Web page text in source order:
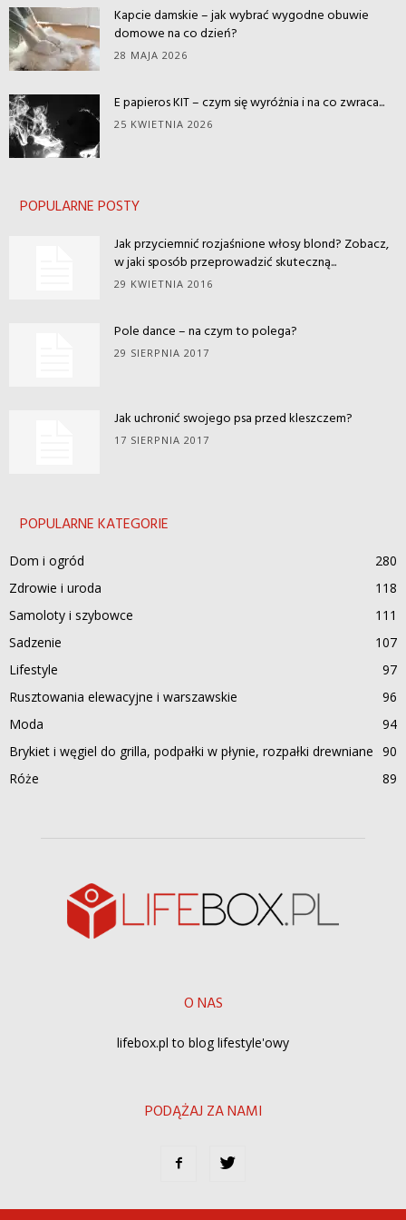
Kapcie damskie – jak wybrać wygodne obuwie
domowe na co dzień?
28 MAJA 2026
E papieros KIT – czym się wyróżnia i na co zwraca...
25 KWIETNIA 2026
POPULARNE POSTY
Jak przyciemnić rozjaśnione włosy blond? Zobacz,
w jaki sposób przeprowadzić skuteczną...
29 KWIETNIA 2016
Pole dance – na czym to polega?
29 SIERPNIA 2017
Jak uchronić swojego psa przed kleszczem?
17 SIERPNIA 2017
POPULARNE KATEGORIE
Dom i ogród
280
Zdrowie i uroda
118
Samoloty i szybowce
111
Sadzenie
107
Lifestyle
97
Rusztowania elewacyjne i warszawskie
96
Moda
94
Brykiet i węgiel do grilla, podpałki w płynie, rozpałki drewniane 90
Róże
89
O NAS
lifebox.pl to blog lifestyle'owy
PODĄŻAJ ZA NAMI